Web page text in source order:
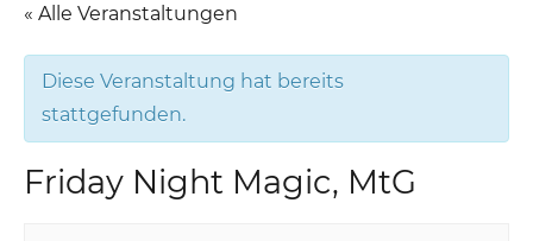
« Alle Veranstaltungen
Diese Veranstaltung hat bereits
stattgefunden.
Friday Night Magic, MtG